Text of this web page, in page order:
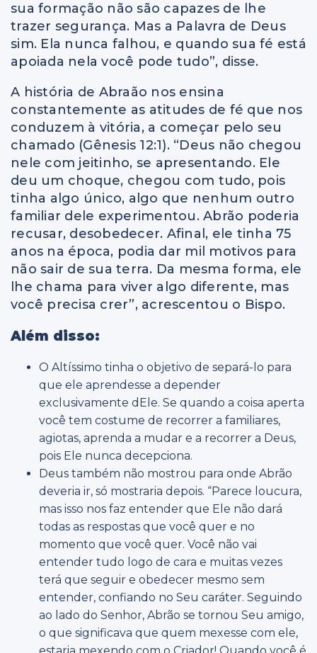
sua formação não são capazes de lhe
trazer segurança. Mas a Palavra de Deus
sim. Ela nunca falhou, e quando sua fé está
apoiada nela você pode tudo”, disse.
A história de Abraão nos ensina
constantemente as atitudes de fé que nos
conduzem à vitória, a começar pelo seu
chamado (Gênesis 12:1). “Deus não chegou
nele com jeitinho, se apresentando. Ele
deu um choque, chegou com tudo, pois
tinha algo único, algo que nenhum outro
familiar dele experimentou. Abrão poderia
recusar, desobedecer. Afinal, ele tinha 75
anos na época, podia dar mil motivos para
não sair de sua terra. Da mesma forma, ele
lhe chama para viver algo diferente, mas
você precisa crer”, acrescentou o Bispo.
Além disso:
O Altíssimo tinha o objetivo de separá-lo para
que ele aprendesse a depender
exclusivamente dEle. Se quando a coisa aperta
você tem costume de recorrer a familiares,
agiotas, aprenda a mudar e a recorrer a Deus,
pois Ele nunca decepciona.
Deus também não mostrou para onde Abrão
deveria ir, só mostraria depois. “Parece loucura,
mas isso nos faz entender que Ele não dará
todas as respostas que você quer e no
momento que você quer. Você não vai
entender tudo logo de cara e muitas vezes
terá que seguir e obedecer mesmo sem
entender, confiando no Seu caráter. Seguindo
ao lado do Senhor, Abrão se tornou Seu amigo,
o que significava que quem mexesse com ele,